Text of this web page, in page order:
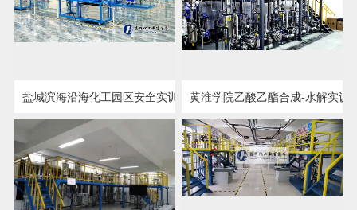
点击详情
盐城滨海沿海化工园区安全实训基地项目建设 点击详情
黄淮学院乙酸乙酯合成-水解实训